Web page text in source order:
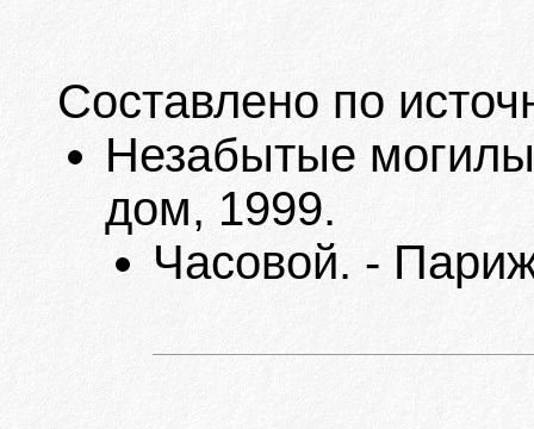
Составлено по
Незабытые
дом, 1999.
Часовой. -